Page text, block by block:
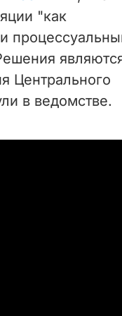
"как
Центрального
в ведомстве.